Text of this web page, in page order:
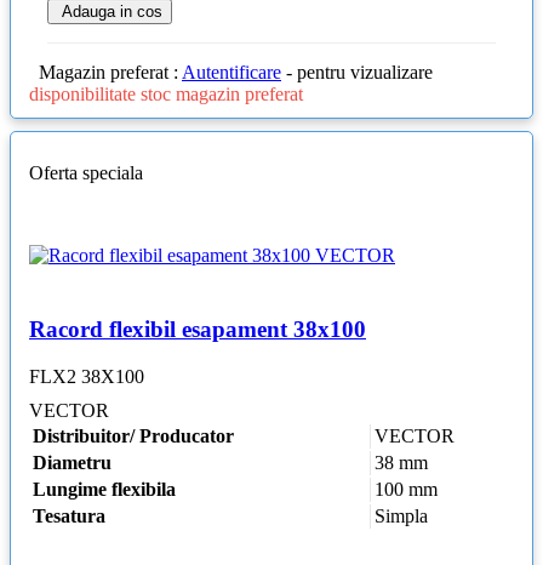
Adauga in cos
Magazin preferat : Autentificare - pentru vizualizare
disponibilitate stoc magazin preferat
Oferta speciala
Racord flexibil esapament 38x100
FLX2 38X100
VECTOR
Distribuitor/ Producator
VECTOR
Diametru
38 mm
Lungime flexibila
100 mm
Tesatura
Simpla